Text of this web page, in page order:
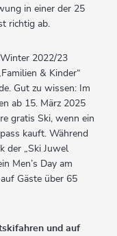
in einer der 25
richtig ab.
2022/23
& Kinder“
Gut zu wissen: Im
ab 15. März 2025
gratis Ski, wenn ein
kauft. Während
der „Ski Juwel
Men’s Day am
Gäste über 65
und auf